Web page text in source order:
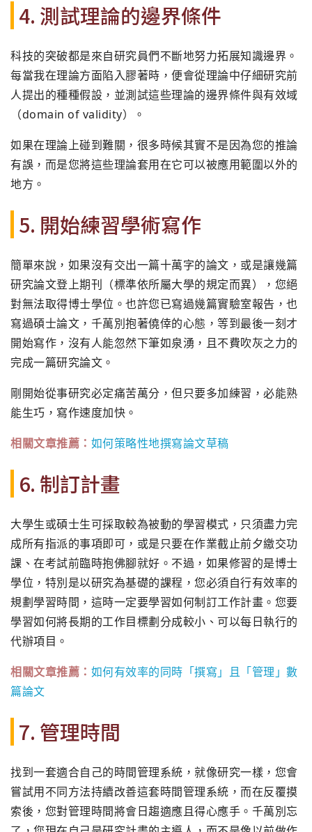
4. 測試理論的邊界條件
科技的突破都是來自研究員們不斷地努力拓展知識邊界。
每當我在理論方面陷入膠著時， 便會從理論中仔細研究前
人提出的種種假設， 並測試這些理論的邊界條件與有效域
（domain of validity）。
如果在理論上碰到難關， 很多時候其實不是因為您的推論
有誤， 而是您將這些理論套用在它可以被應用範圍以外的
地方。
5. 開始練習學術寫作
簡單來說，如果沒有交出一篇十萬字的論文， 或是讓幾篇
研究論文登上期刊（標準依所屬大學的規定而異）， 您絕
對無法取得博士學位。也許您已寫過幾篇實驗室報告， 也
寫過碩士論文，千萬別抱著僥倖的心態， 等到最後一刻才
開始寫作，沒有人能忽然下筆如泉湧， 且不費吹灰之力的
完成一篇研究論文。
剛開始從事研究必定痛苦萬分，但只要多加練習，必能熟
能生巧， 寫作速度加快。
相關文章推薦： 如何策略性地撰寫論文草稿
6. 制訂計畫
大學生或碩士生可採取較為被動的學習模式， 只須盡力完
成所有指派的事項即可， 或是只要在作業截止前夕繳交功
課、在考試前臨時抱佛腳就好。 不過，如果修習的是博士
學位，特別是以研究為基礎的課程， 您必須自行有效率的
規劃學習時間， 這時一定要學習如何制訂工作計畫。 您要
學習如何將長期的工作目標劃分成較小、 可以每日執行的
代辦項目。
相關文章推薦： 如何有效率的同時「撰寫」且「管理」數
篇論文
7. 管理時間
找到一套適合自己的時間管理系統，就像研究一樣， 您會
嘗試用不同方法持續改善這套時間管理系統，而在反覆摸
索後， 您對管理時間將會日趨適應且得心應手。千萬別忘